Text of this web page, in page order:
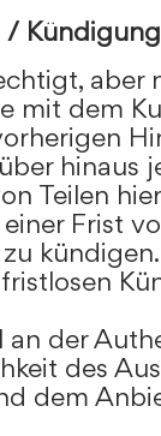
Kündigung
aber
mit dem
hinaus
Teilen
Frist
kündigen.
der
des
dem